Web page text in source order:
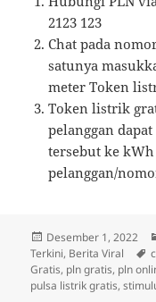
2123 123
Chat pada
satunya
meter Token
Token listrik
pelanggan
tersebut ke
pelanggan/
Diposkan
pada
Desember 1, 2022
Terkini, Berita Viral
Gratis, pln gratis, pln
pulsa listrik gratis,